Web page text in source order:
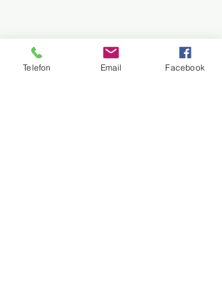
Telefon Email Facebook